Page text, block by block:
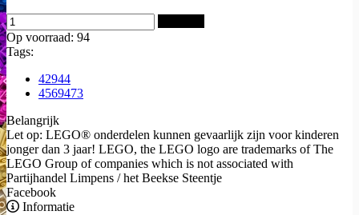
Op voorraad: 94
Tags:
42944
4569473
Belangrijk
Let op: LEGO® onderdelen kunnen gevaarlijk zijn voor kinderen
jonger dan 3 jaar! LEGO, the LEGO logo are trademarks of The
LEGO Group of companies which is not associated with
Partijhandel Limpens / het Beekse Steentje
Facebook
Informatie